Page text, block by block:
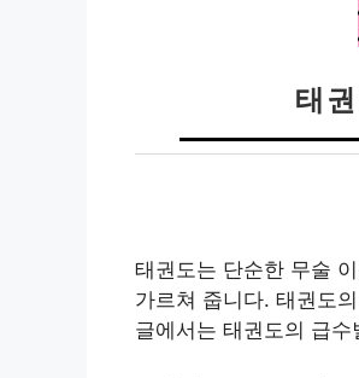
태
태권도는 단순한 무술
가르쳐 줍니다. 태권도
글에서는 태권도의 급